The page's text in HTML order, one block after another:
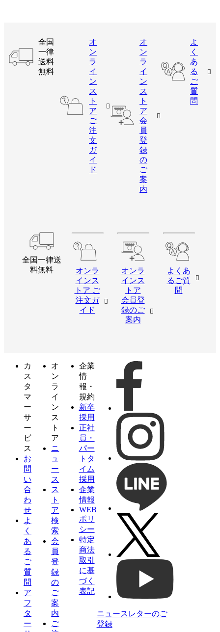
全国
一律
送料
無料
オ
ン
ラ
イ
ン
ス
ト
ア
ご
注
文
ガ
イ
ド
オ
ン
ラ
イ
ン
ス
ト
ア
会
員
登
録
の
ご
案
内
よ
く
あ
る
ご
質
問
全国一律送
料無料
オンラ
インス
トア ご
注文ガ
イド
オンラ
インス
トア
会員登
録のご
案内
よくあ
るご質
問
カ
ス
タ
マ
ー
サ
ー
ビ
ス
お
問
い
合
わ
せ
よ
く
あ
る
ご
質
問
ア
フ
タ
ー
オ
ン
ラ
イ
ン
ス
ト
ア
ニ
ュ
ー
ス
ス
ト
ア
検
索
会
員
登
録
の
ご
案
内
ご
企業
情
報・
規約
新卒
採用
正社
員・
パー
トタ
イム
採用
企業
情報
WEB
ポリ
シー
特定
商法
取引
に基
づく
表記
ニュースレターのご
登録